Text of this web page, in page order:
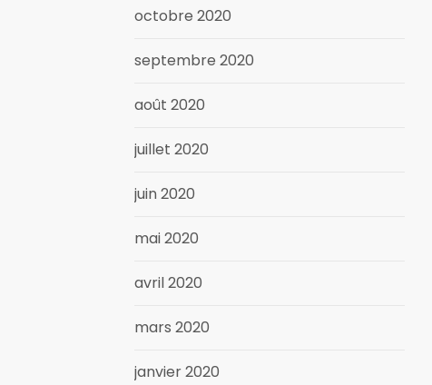
octobre 2020
septembre 2020
août 2020
juillet 2020
juin 2020
mai 2020
avril 2020
mars 2020
janvier 2020